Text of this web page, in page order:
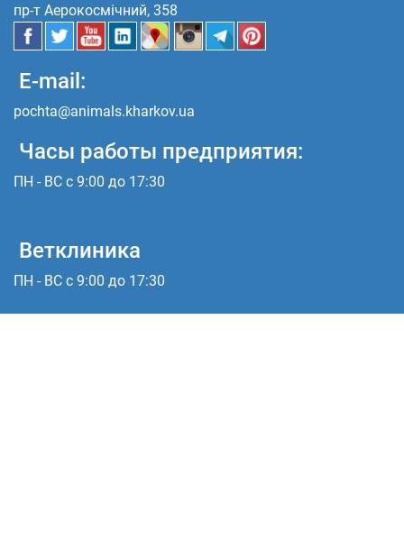
пр-т Аерокосмічний, 358
E-mail:
pochta@animals.kharkov.ua
Часы работы предприятия:
ПН - ВС с 9:00 до 17:30
Ветклиника
ПН - ВС с 9:00 до 17:30